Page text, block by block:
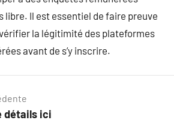
libre. Il est essentiel de faire preuve
la légitimité des plateformes
avant de s’y inscrire.
détails ici